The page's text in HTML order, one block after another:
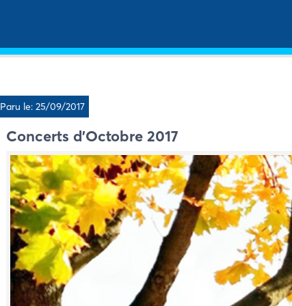
Paru le: 25/09/2017
Concerts d’Octobre 2017